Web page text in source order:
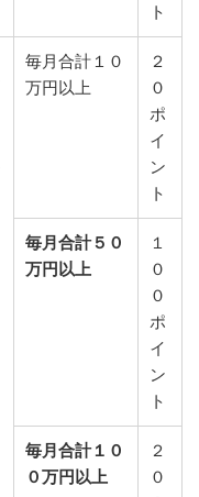
ト
毎月合計１０
万円以上
２
０
ポ
イ
ン
ト
毎月合計５０
万円以上
１
０
０
ポ
イ
ン
ト
毎月合計１０
０万円以上
２
０